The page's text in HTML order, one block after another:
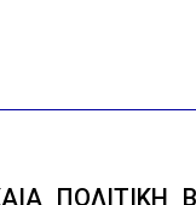
ΠΟΛΙΤΙΚΗ